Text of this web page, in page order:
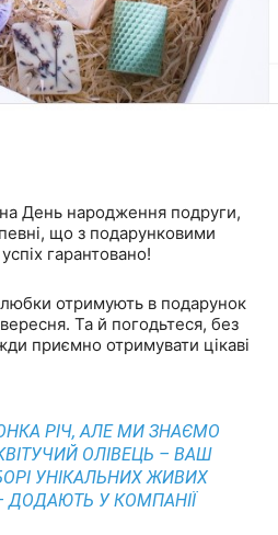
День народження подруги,
що з подарунковими
гарантовано!
отримують в подарунок
Та й погодьтеся, без
приємно отримувати цікаві
РІЧ, АЛЕ МИ ЗНАЄМО
ОЛІВЕЦЬ – ВАШ
УНІКАЛЬНИХ ЖИВИХ
ДОДАЮТЬ У КОМПАНІЇ